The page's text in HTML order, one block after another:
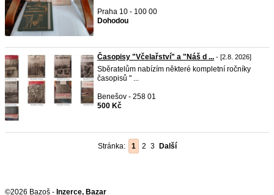
Praha 10 - 100 00
Dohodou
Časopisy "Včelařství" a "Náš d ... - [2.8. 2026]
Sběratelům nabízím některé kompletní ročníky
časopisů " ...
Benešov - 258 01
500 Kč
Stránka: 1 2 3 Další
©2026 Bazoš - Inzerce, Bazar